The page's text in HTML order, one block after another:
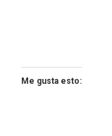
Me gusta esto: